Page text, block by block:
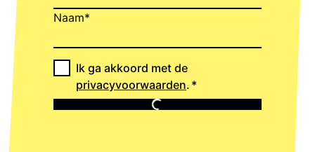
Naam*
Ik ga akkoord met de
privacyvoorwaarden.